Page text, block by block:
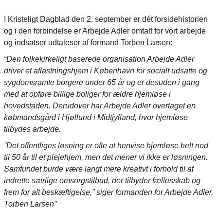
I Kristeligt Dagblad den 2. september er dét forsidehistorien
og i den forbindelse er Arbejde Adler omtalt for vort arbejde
og indsatser udtaleser af formand Torben Larsen:
“Den folkekirkeligt baserede organisation Arbejde Adler
driver et aflastningshjem i København for socialt udsatte og
sygdomsramte borgere under 65 år og er desuden i gang
med at opføre billige boliger for ældre hjemløse i
hovedstaden. Derudover har Arbejde Adler overtaget en
købmandsgård i Hjøllund i Midtjylland, hvor hjemløse
tilbydes arbejde.
”Det offentliges løsning er ofte at henvise hjemløse helt ned
til 50 år til et plejehjem, men det mener vi ikke er løsningen.
Samfundet burde være langt mere kreativt i forhold til at
indrette særlige omsorgstilbud, der tilbyder fællesskab og
frem for alt beskæftigelse,” siger formanden for Arbejde Adler,
Torben Larsen”